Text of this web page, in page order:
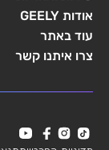
אודות GEELY
עוד באתר
צרו איתנו קשר